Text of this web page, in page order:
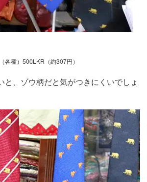
各種）500LKR（約307円）
と、ゾウ柄だと気がつきにくいでしょ